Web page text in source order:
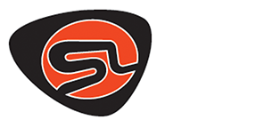
We use cookies to ensure that we provide
on our website. By continuing to browse this
that cookies are used to help us analyze how
to offer you a better experience. To learn
you can disable cookies, you can access our